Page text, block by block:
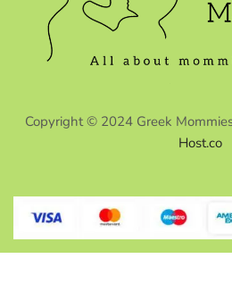
Copyright © 2024 Greek
Host.co